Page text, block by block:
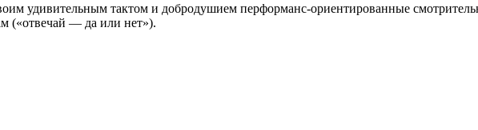
удивительным тактом и добродушием перформанс-ориентированные
(«отвечай — да или нет»).